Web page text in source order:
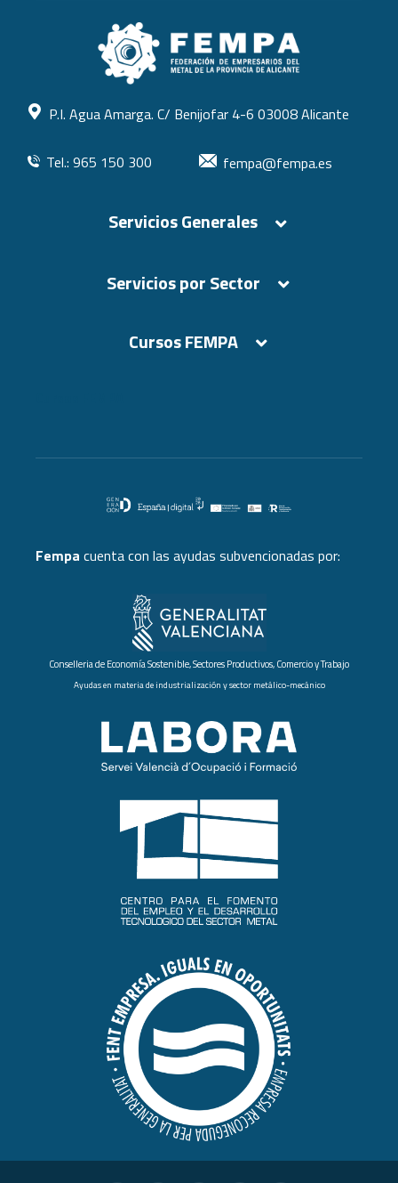
P.I. Agua Amarga. C/ Benijofar 4-6 03008 Alicante
Tel.: 965 150 300 fempa@fempa.es
Servicios Generales
Servicios por Sector
Cursos FEMPA
Fempa cuenta con las ayudas subvencionadas por:
Conselleria de Economía Sostenible, Sectores Productivos, Comercio y Trabajo
Ayudas en materia de industrialización y sector metálico-mecánico